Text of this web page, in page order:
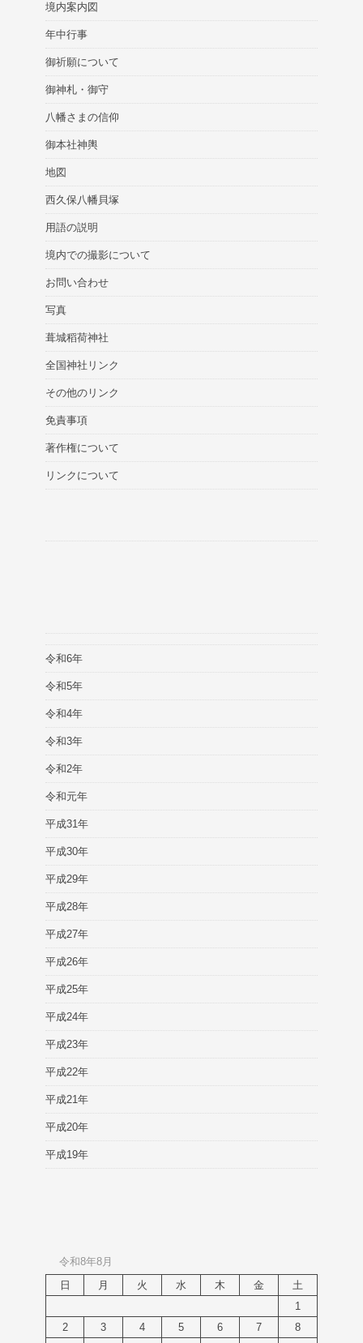
境内案内図
年中行事
御祈願について
御神札・御守
八幡さまの信仰
御本社神輿
地図
西久保八幡貝塚
用語の説明
境内での撮影について
お問い合わせ
写真
葺城稻荷神社
全国神社リンク
その他のリンク
免責事項
著作権について
リンクについて
令和6年
令和5年
令和4年
令和3年
令和2年
令和元年
平成31年
平成30年
平成29年
平成28年
平成27年
平成26年
平成25年
平成24年
平成23年
平成22年
平成21年
平成20年
平成19年
令和8年8月
日
月 火 水 木 金
土
1
2
3 4 5 6 7
8